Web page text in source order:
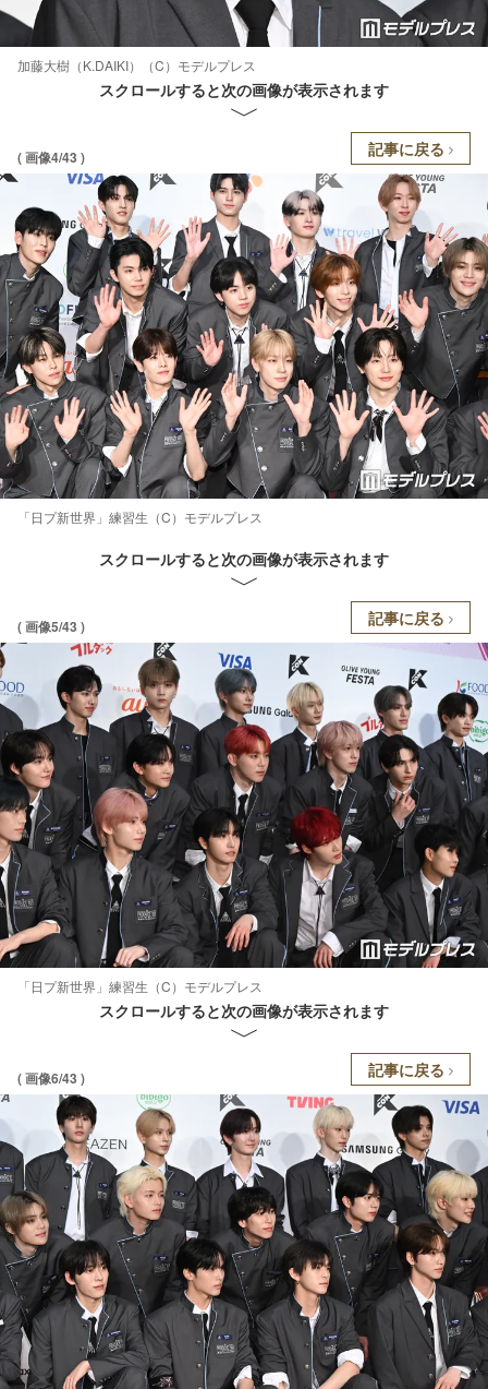
加藤大樹（K.DAIKI）（C）モデルプレス
スクロールすると次の画像が表示されます
( 画像4/43 ) 記事に戻る
「日プ新世界」練習生（C）モデルプレス
スクロールすると次の画像が表示されます
( 画像5/43 ) 記事に戻る
「日プ新世界」練習生（C）モデルプレス
スクロールすると次の画像が表示されます
( 画像6/43 ) 記事に戻る